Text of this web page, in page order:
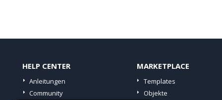
HELP CENTER
Anleitungen
Community
MARKETPLACE
Templates
Objekte